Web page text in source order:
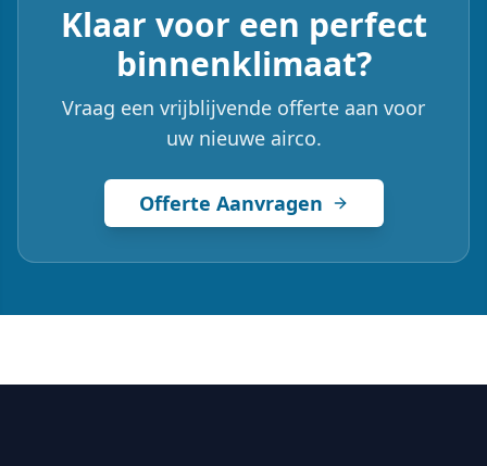
Klaar voor een perfect
binnenklimaat?
Vraag een vrijblijvende offerte aan voor
uw nieuwe airco.
Offerte Aanvragen